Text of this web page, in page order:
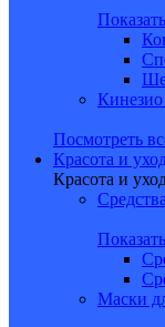
Посмотреть
Красота и уход
Красота и
Маски